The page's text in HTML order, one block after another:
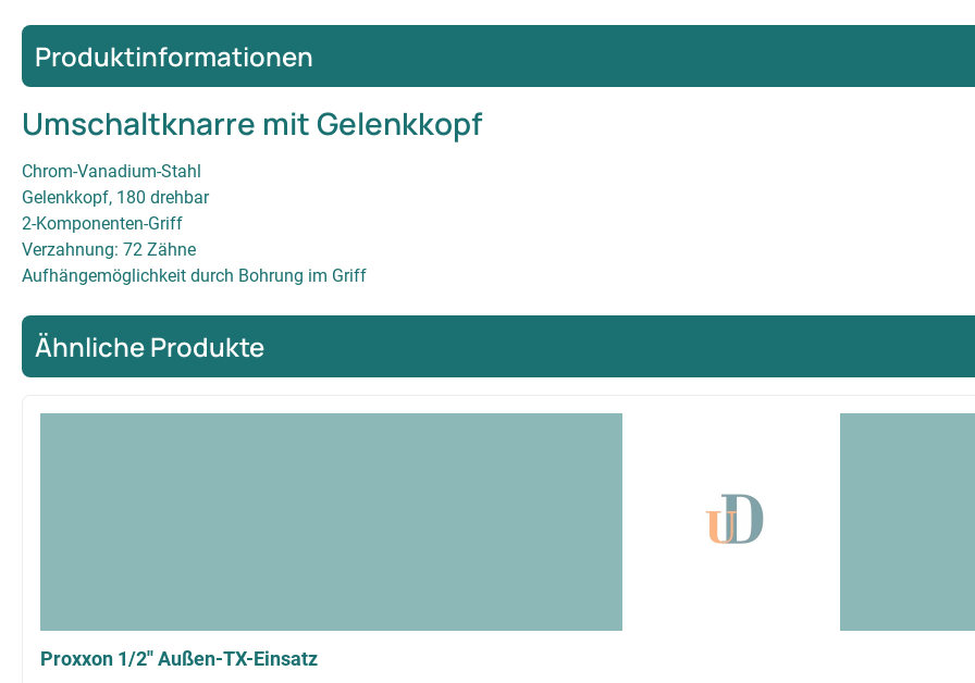
Produktinformationen
Umschaltknarre mit Gelenkkopf
Chrom-Vanadium-Stahl
Gelenkkopf, 180 drehbar
2-Komponenten-Griff
Verzahnung: 72 Zähne
Aufhängemöglichkeit durch Bohrung im Griff
Ähnliche Produkte
Proxxon 1/2'' Außen-TX-Einsatz